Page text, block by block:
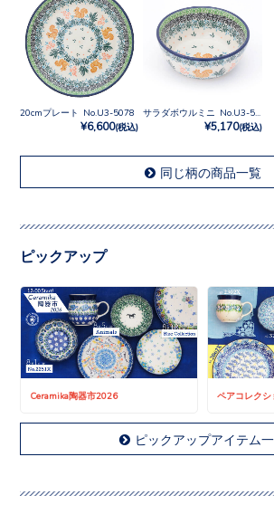
20cmプレート No.U3-5078
¥6,600(税込) ¥5,170(税込)
同じ柄の商品一覧
ピックアップ
Ceramika陶器市2026 ペアコレク
ピックアップアイテム